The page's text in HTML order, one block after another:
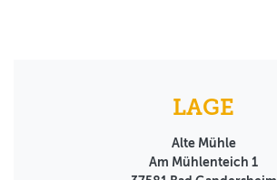
LAGE
Alte Mühle
Am Mühlenteich 1